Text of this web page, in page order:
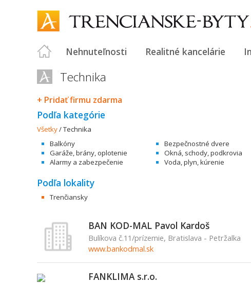
Nehnuteľnosti Realitné kancelárie
Technika
+ Pridať firmu zdarma
Podľa kategórie
Všetky/Technika
Balkóny
Bezpečnostné dvere
Garáže, brány, oplotenie
Okná, schody, podkrovia
Alarmy a zabezpečenie
Voda, plyn, kúrenie
Podľa lokality
Trenčiansky
BAN KOD-MAL Pavol Kardoš
Bulíkova č.11/prízemie, Bratislava - Petržalka
www.bankodmal.sk
FANKLIMA s.r.o.